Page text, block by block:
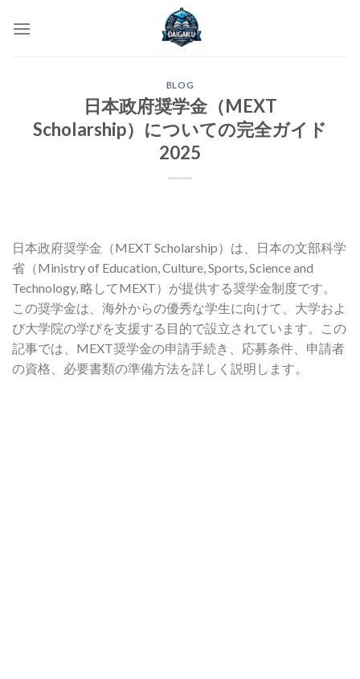
BLOG
日本政府奨学金（MEXT
Scholarship）についての完全ガイド
2025
日本政府奨学金（MEXT Scholarship）は、日本の文部科学
省（Ministry of Education, Culture, Sports, Science and
Technology, 略してMEXT）が提供する奨学金制度です。
この奨学金は、海外からの優秀な学生に向けて、大学およ
び大学院の学びを支援する目的で設立されています。この
記事では、MEXT奨学金の申請手続き、応募条件、申請者
の資格、必要書類の準備方法を詳しく説明します。